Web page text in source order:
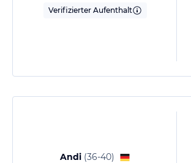
Verifizierter Aufenthalt
Andi (36-40)